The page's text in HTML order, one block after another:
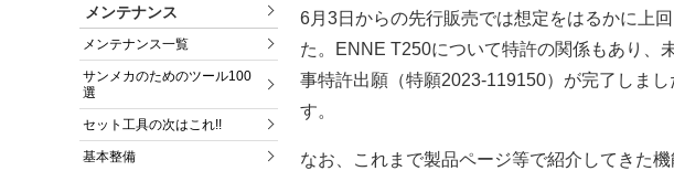
メンテナンス
メンテナンス一覧
サンメカのためのツール100
選
セット工具の次はこれ!!
基本整備
6月3日からの先行販売では想定をはるかに上
た。ENNE T250について特許の関係もあり、
事特許出願（特願2023-119150）が完了しま
す。
なお、これまで製品ページ等で紹介してきた